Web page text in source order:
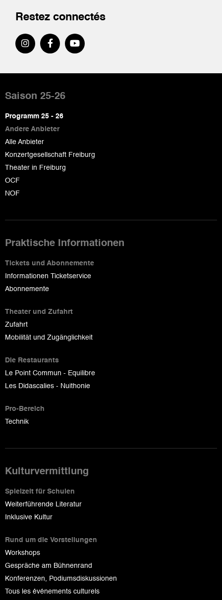
Restez connectés
de
page
Saison 25-26
Programm 25 - 26
Andere Anbieter
Alle Anbieter
Konzertgesellschaft Freiburg
Theater in Freiburg
OCF
NOF
Praktische Informationen
Tickets und Abonnemente
Informationen Ticketservice
Abonnemente
Theater und Zufahrt
Zufahrt
Mobilität und Zugänglichkeit
Die Restaurants
Le Point Commun - Equilibre
Les Didascalies - Nuithonie
Pro-Bereich
Technik
Kulturvermittlung
Spielzeit für Schulen
Weiterführende Literatur
Inklusive Kultur
Rund um die Vorstellungen
Workshops
Gespräche am Bühnenrand
Konferenzen, Podiumsdiskussionen
Tous les événements culturels